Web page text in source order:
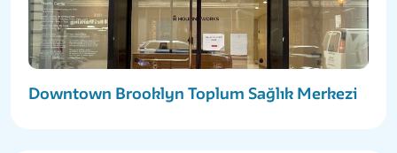
Downtown Brooklyn Toplum Sağlık Merkezi